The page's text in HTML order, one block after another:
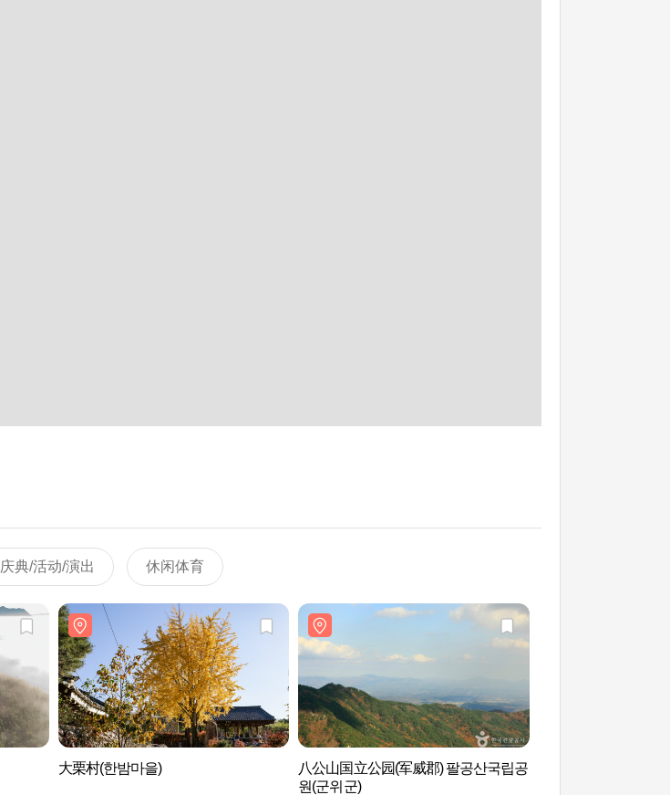
庆典/活动/演出 休闲体育
大栗村(한밤마을)
八公山国立公园(军威郡) 팔공산국립공
원(군위군)